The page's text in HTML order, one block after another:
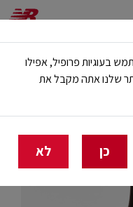
בעוגיות פרופיל, אפילו
שלנו אתה מקבל את
כן לא